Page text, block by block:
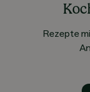
Rezepte